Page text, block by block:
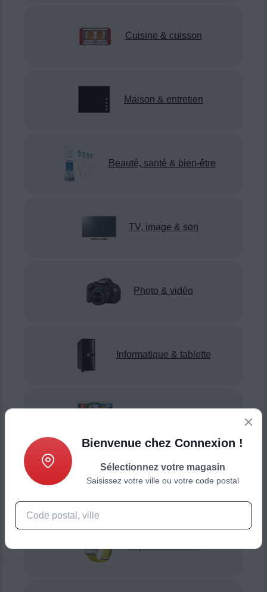
Cuisine & cuisson
Maison & entretien
Beauté, santé & bien-être
TV, image & son
Photo & vidéo
Informatique & tablette
Smartphone & téléphonie
Bienvenue chez Connexion !
Sélectionnez votre magasin
Saisissez votre ville ou votre code postal